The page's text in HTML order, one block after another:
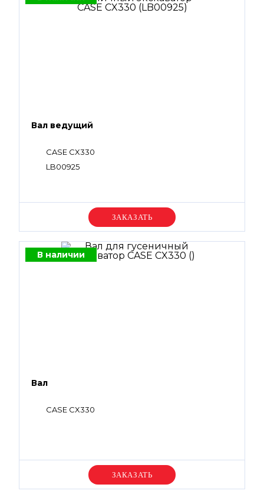
Вал ведущий
CASE CX330
LB00925
Уточняйте цену
В наличии
Вал
CASE CX330
Уточняйте цену